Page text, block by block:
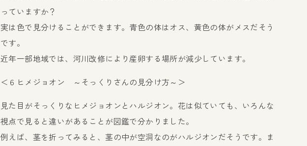
っていますか？
実は色で見分けることができます。青色の体はオス、黄色の体がメスだそう
です。
近年一部地域では、河川改修により産卵する場所が減少しています。
＜６ヒメジョオン ～そっくりさんの見分け方～＞
見た目がそっくりなヒメジョオンとハルジオン。花は似ていても、いろんな
視点で見ると違いがあることが図鑑で分かりました。
例えば、茎を折ってみると、茎の中が空洞なのがハルジオンだそうです。ま